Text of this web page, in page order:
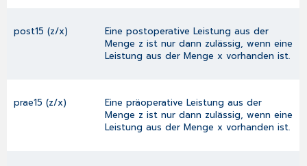
post15 (z/x)
Eine postoperative Leistung aus der
Menge z ist nur dann zulässig, wenn eine
Leistung aus der Menge x vorhanden ist.
prae15 (z/x)
Eine präoperative Leistung aus der
Menge z ist nur dann zulässig, wenn eine
Leistung aus der Menge x vorhanden ist.